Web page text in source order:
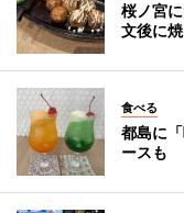
桜ノ宮
文後に
食べる
都島に
ースも